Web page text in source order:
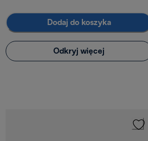
Dodaj do koszyka
Odkryj więcej